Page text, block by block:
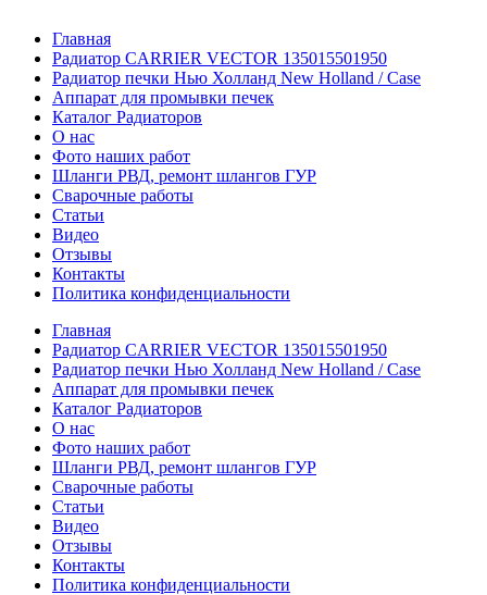
Главная
Радиатор CARRIER VECTOR 135015501950
Радиатор печки Нью Холланд New Holland / Case
Аппарат для промывки печек
Каталог Радиаторов
О нас
Фото наших работ
Шланги РВД, ремонт шлангов ГУР
Сварочные работы
Статьи
Видео
Отзывы
Контакты
Политика конфиденциальности
Главная
Радиатор CARRIER VECTOR 135015501950
Радиатор печки Нью Холланд New Holland / Case
Аппарат для промывки печек
Каталог Радиаторов
О нас
Фото наших работ
Шланги РВД, ремонт шлангов ГУР
Сварочные работы
Статьи
Видео
Отзывы
Контакты
Политика конфиденциальности